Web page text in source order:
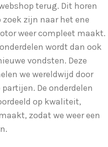
terug. Dit horen
zoek zijn naar het ene
weer compleet maakt.
wordt dan ook
vondsten. Deze
we wereldwijd door
De onderdelen
op kwaliteit,
zodat we weer een